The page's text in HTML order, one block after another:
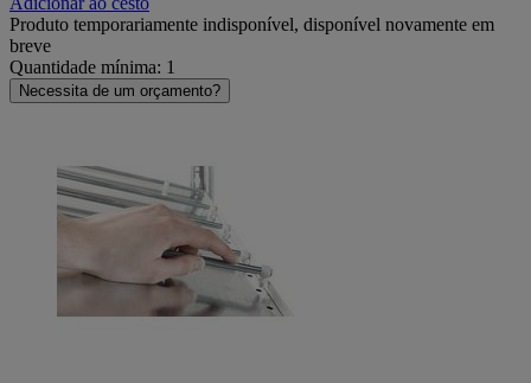
Produto temporariamente indisponível, disponível novamente em
breve
Quantidade mínima: 1
Necessita de um orçamento?